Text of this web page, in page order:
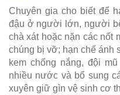
Chuyên gia cho biết để
đậu ở người lớn, người
chà xát hoặc nặn các nốt
chúng bị vỡ; hạn chế ánh
kem chống nắng, đội
nhiều nước và bổ sung
xuyên giữ gìn vệ sinh cơ